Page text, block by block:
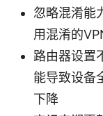
忽略混淆能
用混淆的
路由器设置
能导致设备
下降